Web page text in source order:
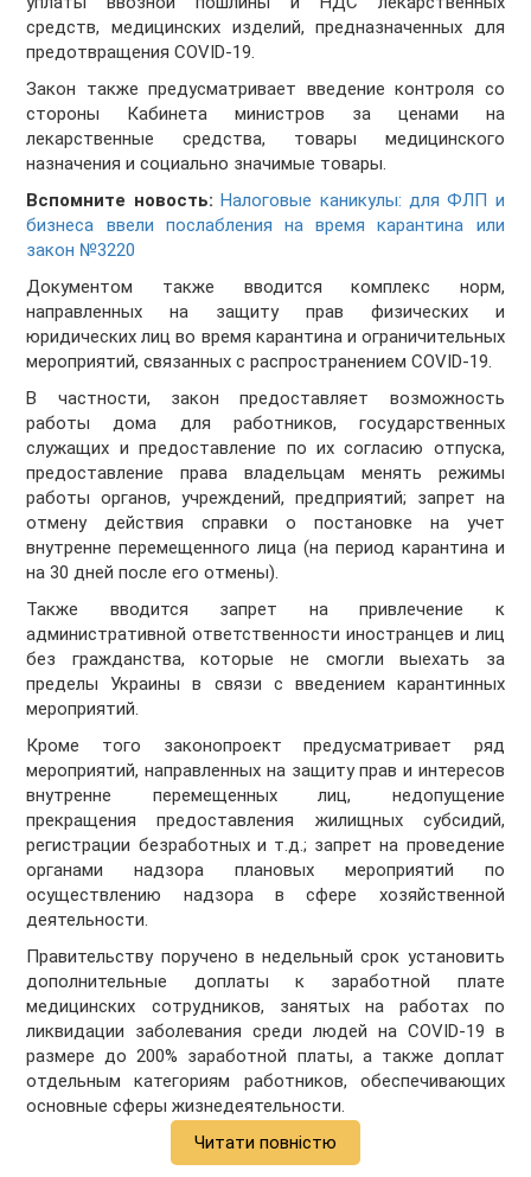
средств, медицинских изделий, предназначенных для
предотвращения COVID-19.
Закон также предусматривает введение контроля со
стороны Кабинета министров за ценами на
лекарственные средства, товары медицинского
назначения и социально значимые товары.
Вспомните новость: Налоговые каникулы: для ФЛП и
бизнеса ввели послабления на время карантина или
закон №3220
Документом также вводится комплекс норм,
направленных на защиту прав физических и
юридических лиц во время карантина и ограничительных
мероприятий, связанных с распространением COVID-19.
В частности, закон предоставляет возможность
работы дома для работников, государственных
служащих и предоставление по их согласию отпуска,
предоставление права владельцам менять режимы
работы органов, учреждений, предприятий; запрет на
отмену действия справки о постановке на учет
внутренне перемещенного лица (на период карантина и
на 30 дней после его отмены).
Также вводится запрет на привлечение к
административной ответственности иностранцев и лиц
без гражданства, которые не смогли выехать за
пределы Украины в связи с введением карантинных
мероприятий.
Кроме того законопроект предусматривает ряд
мероприятий, направленных на защиту прав и интересов
внутренне перемещенных лиц, недопущение
прекращения предоставления жилищных субсидий,
регистрации безработных и т.д.; запрет на проведение
органами надзора плановых мероприятий по
осуществлению надзора в сфере хозяйственной
деятельности.
Правительству поручено в недельный срок установить
дополнительные доплаты к заработной плате
медицинских сотрудников, занятых на работах по
ликвидации заболевания среди людей на COVID-19 в
размере до 200% заработной платы, а также доплат
отдельным категориям работников, обеспечивающих
основные сферы жизнедеятельности.
Читати повністю